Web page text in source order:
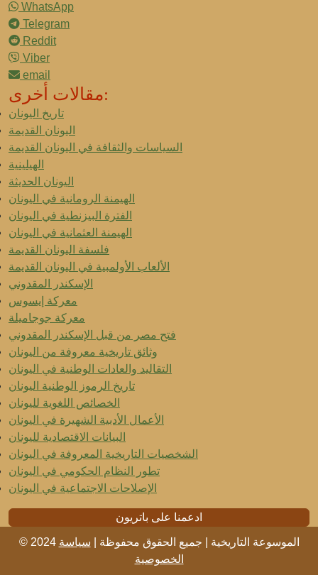
WhatsApp
Telegram
Reddit
Viber
email
مقالات أخرى:
تاريخ اليونان
اليونان القديمة
السياسات والثقافة في اليونان القديمة
الهيلينية
اليونان الحديثة
الهيمنة الرومانية في اليونان
الفترة البيزنطية في اليونان
الهيمنة العثمانية في اليونان
فلسفة اليونان القديمة
الألعاب الأولمبية في اليونان القديمة
الإسكندر المقدوني
معركة إيسوس
معركة جوجاميلة
فتح مصر من قبل الإسكندر المقدوني
وثائق تاريخية معروفة من اليونان
التقاليد والعادات الوطنية في اليونان
تاريخ الرموز الوطنية اليونان
الخصائص اللغوية لليونان
الأعمال الأدبية الشهيرة في اليونان
البيانات الاقتصادية لليونان
الشخصيات التاريخية المعروفة في اليونان
تطور النظام الحكومي في اليونان
الإصلاحات الاجتماعية في اليونان
ادعمنا على باتريون
© 2024 الموسوعة التاريخية | جميع الحقوق محفوظة | سياسة
الخصوصية